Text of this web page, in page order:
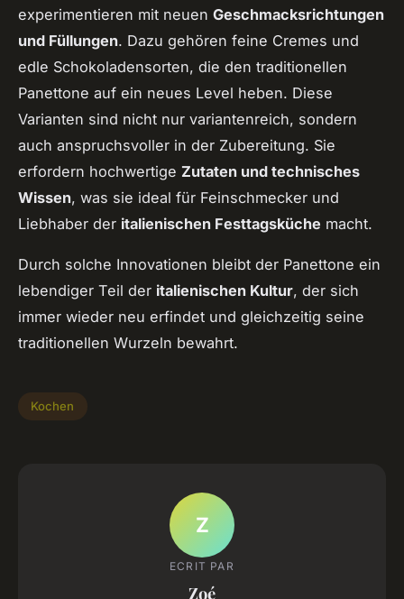
experimentieren mit neuen Geschmacksrichtungen
und Füllungen. Dazu gehören feine Cremes und
edle Schokoladensorten, die den traditionellen
Panettone auf ein neues Level heben. Diese
Varianten sind nicht nur variantenreich, sondern
auch anspruchsvoller in der Zubereitung. Sie
erfordern hochwertige Zutaten und technisches
Wissen, was sie ideal für Feinschmecker und
Liebhaber der italienischen Festtagsküche macht.
Durch solche Innovationen bleibt der Panettone ein
lebendiger Teil der italienischen Kultur, der sich
immer wieder neu erfindet und gleichzeitig seine
traditionellen Wurzeln bewahrt.
Kochen
Z
ECRIT PAR
Zoé